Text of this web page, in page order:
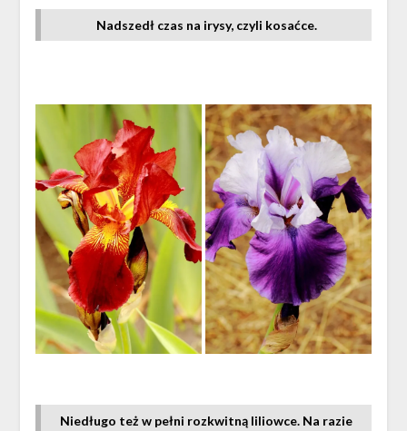
Nadszedł czas na irysy, czyli kosaćce.
Niedługo też w pełni rozkwitną liliowce. Na razie